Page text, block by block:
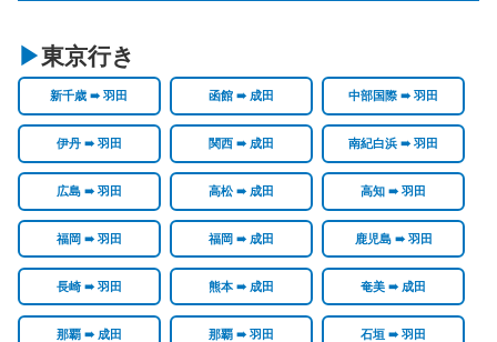
東京行き
新千歳 ➠ 羽田 函館 ➠ 成田 中部国際 ➠ 羽田
伊丹 ➠ 羽田 関西 ➠ 成田 南紀白浜 ➠ 羽田
広島 ➠ 羽田 高松 ➠ 成田 高知 ➠ 羽田
福岡 ➠ 羽田 福岡 ➠ 成田 鹿児島 ➠ 羽田
長崎 ➠ 羽田 熊本 ➠ 成田 奄美 ➠ 成田
那覇 ➠ 成田 那覇 ➠ 羽田 石垣 ➠ 羽田